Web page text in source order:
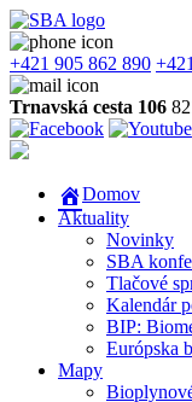
+421 905 862 890
Trnavská cesta 106
Domov
Aktuality
Novinky
SBA
Tlačové
Kalendár
BIP:
Európska
Mapy